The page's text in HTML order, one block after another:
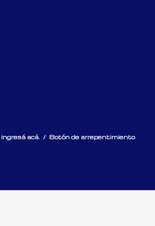
ingresá acá. / Botón de arrepentimiento